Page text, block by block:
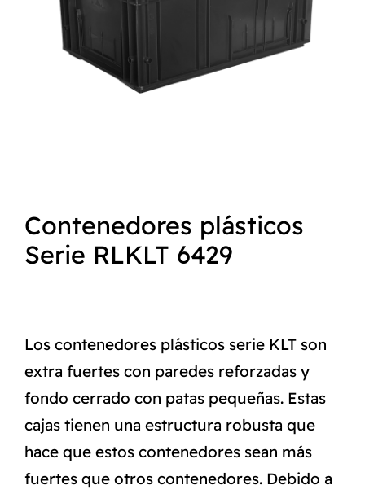
NORMAS ISO
Contenedores plásticos
Serie RLKLT 6429
Los contenedores plásticos serie KLT son
extra fuertes con paredes reforzadas y
fondo cerrado con patas pequeñas. Estas
cajas tienen una estructura robusta que
hace que estos contenedores sean más
fuertes que otros contenedores. Debido a